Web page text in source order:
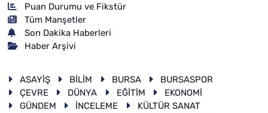
Puan Durumu ve Fikstür
Tüm Manşetler
Son Dakika Haberleri
Haber Arşivi
ASAYİŞ BİLİM BURSA
BURSASPOR
ÇEVRE
DÜNYA EĞİTİM
EKONOMİ
GÜNDEM
İNCELEME
KÜLTÜR SANAT